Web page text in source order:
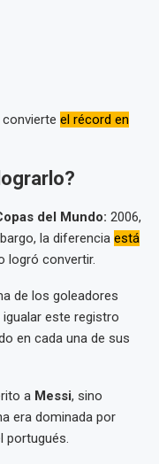
el récord en
del Mundo: 2006,
la diferencia está
logró convertir.
de los goleadores
este registro
en cada una de sus
a Messi, sino
era dominada por
portugués.